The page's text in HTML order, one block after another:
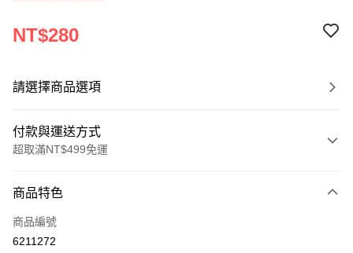
NT$280
請選擇商品選項
付款與運送方式
超取滿NT$499免運
信用卡一次付款
超商取貨付款
商品特色
商品編號
6211272